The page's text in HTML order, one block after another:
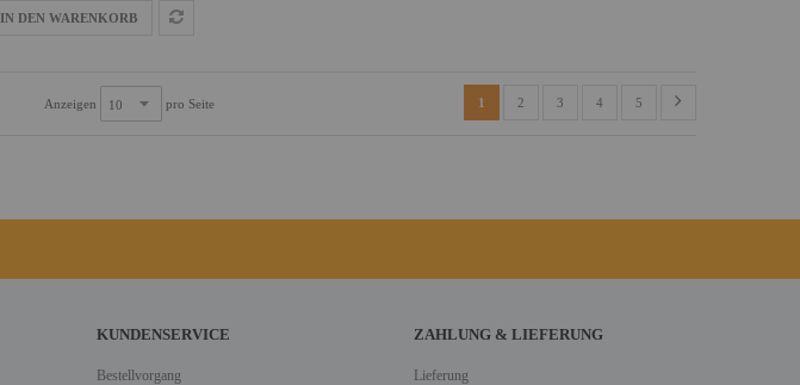
IN DEN WARENKORB
Anzeigen pro Seite 1 2 3 4 5
KUNDENSERVICE
Bestellvorgang
ZAHLUNG & LIEFERUNG
Lieferung